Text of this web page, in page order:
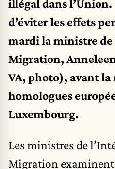
illégal dans
d’éviter les effets
mardi la ministre de
Migration,
VA, photo), avant la
homologues
Luxembourg.
Les ministres de
Migration